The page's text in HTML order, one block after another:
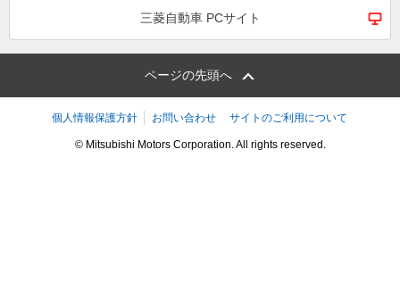
三菱自動車 PCサイト
ページの先頭へ
個人情報保護方針 お問い合わせ サイトのご利用について
© Mitsubishi Motors Corporation. All rights reserved.